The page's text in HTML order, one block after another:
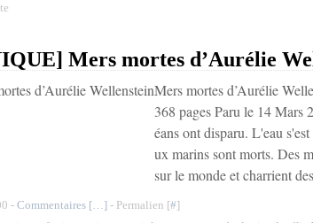
Mers mortes d’Aurélie
Mers mortes d’Aurélie
368 pages Paru le 14 Mars
éans ont disparu. L'eau
ux marins sont morts. Des
sur le monde et charrient
-Commentaires […] - Permalien [#]